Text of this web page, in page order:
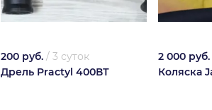
200 руб. / 3 суток
Дрель Practyl 400ВТ
2 000 руб.
Коляска